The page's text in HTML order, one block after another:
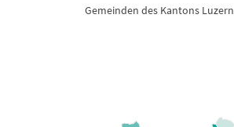
Gemeinden des Kantons Luzern